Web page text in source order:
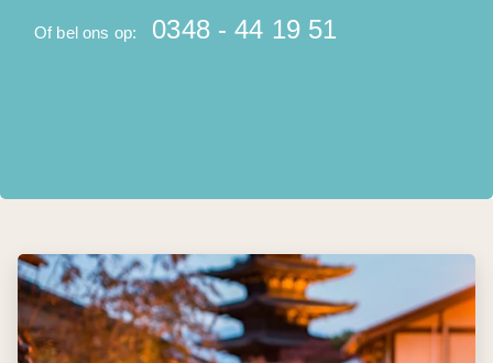
Of bel ons op: 0348 - 44 19 51